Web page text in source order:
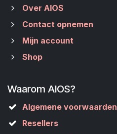
Over AIOS
Contact opnemen
Mijn account
Shop
Waarom AIOS?
Algemene voorwaarden
Resellers